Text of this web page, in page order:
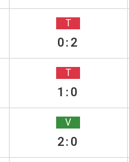
T
0:2
T
1:0
V
2:0